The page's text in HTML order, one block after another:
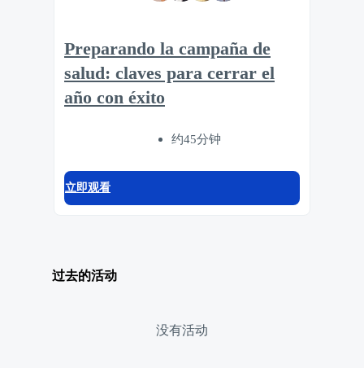
Preparando la campaña de
salud: claves para cerrar el
año con éxito
约45分钟
立即观看
过去的活动
没有活动